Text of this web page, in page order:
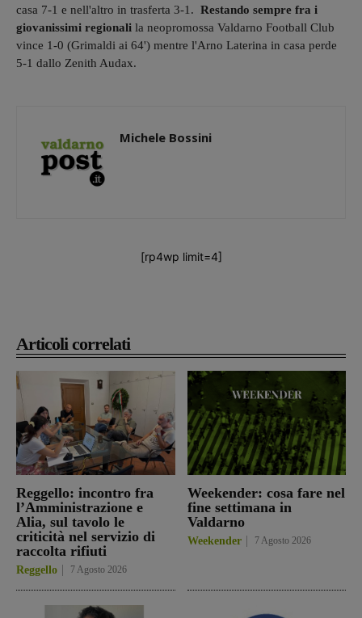
Articoli correlati
Reggello: incontro fra
l’Amministrazione e
Alia, sul tavolo le
criticità nel servizio di
raccolta rifiuti
Reggello 7 Agosto 2026
Weekender: cosa fare nel
fine settimana in
Valdarno
Weekender 7 Agosto 2026
casa 7-1 e nell'altro in trasferta 3-1. Restando sempre fra i
giovanissimi regionali la neopromossa Valdarno Football Club
vince 1-0 (Grimaldi ai 64') mentre l'Arno Laterina in casa perde
5-1 dallo Zenith Audax.
Michele Bossini
[rp4wp limit=4]